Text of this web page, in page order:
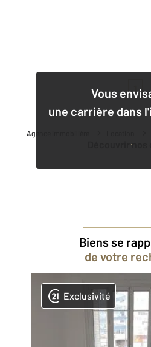
Agence immobilière
Vous
une carrière dans
Découvrir nos
1
Biens se
de votre
Exclusivité